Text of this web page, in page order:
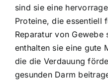
sind sie eine
Proteine, die essentiell
Reparatur von Gewebe
enthalten sie eine gute
die die Verdauung
gesunden Darm